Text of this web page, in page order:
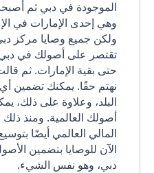
الموجودة في دبي ثم
وهي إحدى الإمارات في
ولكن جميع وصايا مركز
تقتصر على أصولك في
حتى بقية الإمارات. ثم
نهتم حقًا. يمكنك تضمين
البلد، وعلاوة على ذلك،
أصولك العالمية. ومنذ
المالي العالمي أيضًا
الآن للوصايا بتضمين
دبي، وهو نفس الشيء.